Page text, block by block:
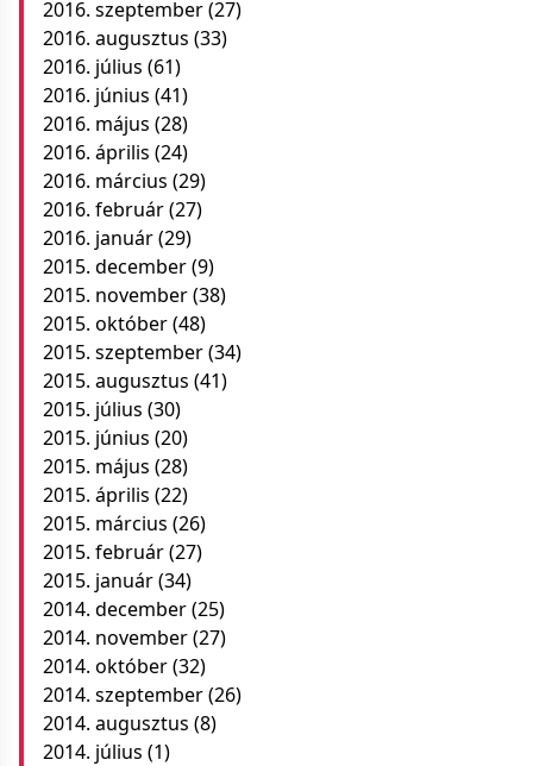
2016. szeptember(27)
2016. augusztus (33)
2016. július (61)
2016. június (41)
2016. május (28)
2016. április (24)
2016. március (29)
2016. február(27)
2016. január(29)
2015. december(9)
2015. november(38)
2015. október(48)
2015. szeptember(34)
2015. augusztus (41)
2015. július (30)
2015. június (20)
2015. május (28)
2015. április (22)
2015. március (26)
2015. február(27)
2015. január(34)
2014. december(25)
2014. november(27)
2014. október(32)
2014. szeptember(26)
2014. augusztus (8)
2014. július (1)